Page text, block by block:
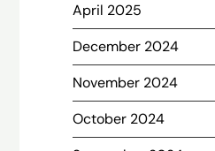
April 2025
December 2024
November 2024
October 2024